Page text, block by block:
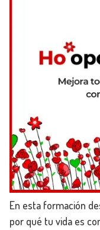
En esta formación
por qué tu vida es